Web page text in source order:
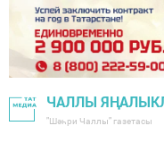
ЧАЛЛЫ
"Шәһри Чаллы" газетасы